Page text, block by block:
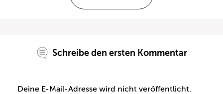
Schreibe den ersten Kommentar
Deine E-Mail-Adresse wird nicht veröffentlicht.